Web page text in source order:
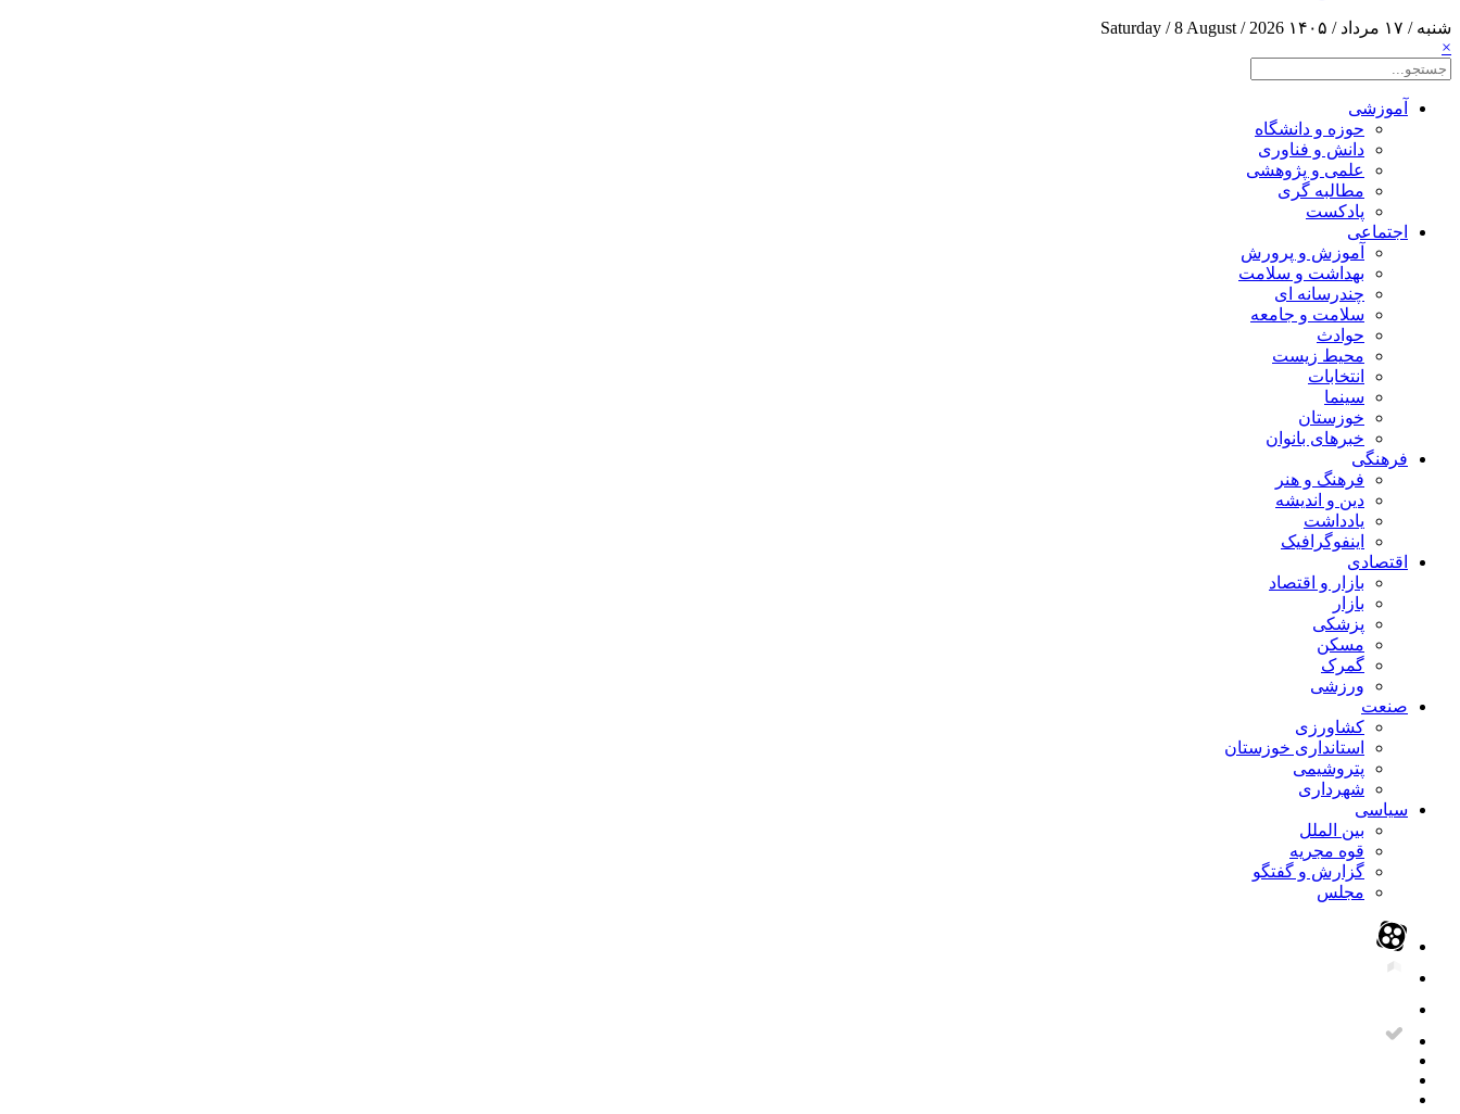
شنبه / ۱۷ مرداد / ۱۴۰۵
Saturday / 8 August / 2026
×
آموزشی
حوزه و دانشگاه
دانش و فناوری
علمی و پژوهشی
مطالبه گری
پادکست
اجتماعی
آموزش و پرورش
بهداشت و سلامت
چندرسانه ای
سلامت و جامعه
حوادث
محیط زیست
انتخابات
سینما
خوزستان
خبرهای بانوان
فرهنگی
فرهنگ و هنر
دین و اندیشه
یادداشت
اینفوگرافیک
اقتصادی
بازار و اقتصاد
بازار
پزشکی
مسکن
گمرک
ورزشی
صنعت
کشاورزی
استانداری خوزستان
پتروشیمی
شهرداری
سیاسی
بین الملل
قوه مجریه
گزارش و گفتگو
مجلس